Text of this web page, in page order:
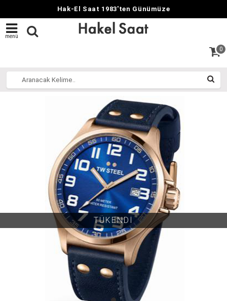
Hak-El Saat 1983'ten Günümüze
menü
0
TÜKENDİ